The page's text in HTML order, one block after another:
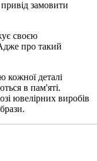
своєю
про такий
кожної деталі
в пам'яті.
ювелірних виробів